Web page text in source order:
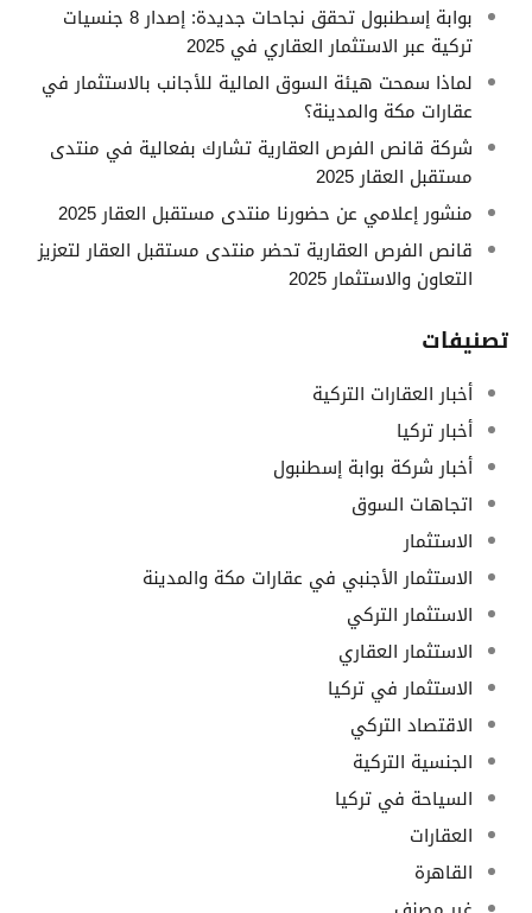
بوابة إسطنبول تحقق نجاحات جديدة: إصدار 8 جنسيات
تركية عبر الاستثمار العقاري في 2025
لماذا سمحت هيئة السوق المالية للأجانب بالاستثمار في
عقارات مكة والمدينة؟
شركة قانص الفرص العقارية تشارك بفعالية في منتدى
مستقبل العقار 2025
منشور إعلامي عن حضورنا منتدى مستقبل العقار 2025
قانص الفرص العقارية تحضر منتدى مستقبل العقار لتعزيز
التعاون والاستثمار 2025
تصنيفات
أخبار العقارات التركية
أخبار تركيا
أخبار شركة بوابة إسطنبول
اتجاهات السوق
الاستثمار
الاستثمار الأجنبي في عقارات مكة والمدينة
الاستثمار التركي
الاستثمار العقاري
الاستثمار في تركيا
الاقتصاد التركي
الجنسية التركية
السياحة في تركيا
العقارات
القاهرة